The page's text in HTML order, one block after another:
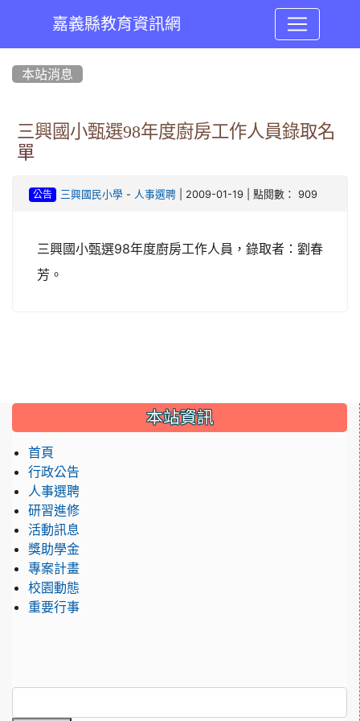
嘉義縣教育資訊網
本站消息
三興國小甄選98年度廚房工作人員錄取名
單
公告 三興國民小學- 人事選聘| 2009-01-19 | 點閱數： 909
三興國小甄選98年度廚房工作人員，錄取者：劉春
芳。
::: 本站資訊
首頁
行政公告
人事選聘
研習進修
活動訊息
獎助學金
專案計畫
校園動態
重要行事